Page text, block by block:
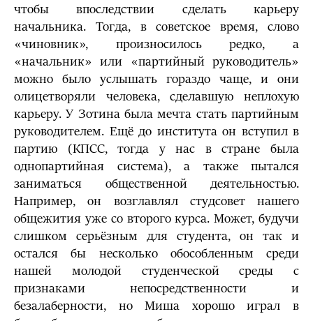
чтобы впоследствии сделать карьеру
начальника. Тогда, в советское время, слово
«чиновник», произносилось редко, а
«начальник» или «партийный руководитель»
можно было услышать гораздо чаще, и они
олицетворяли человека, сделавшую неплохую
карьеру. У Зотина была мечта стать партийным
руководителем. Ещё до института он вступил в
партию (КПСС, тогда у нас в стране была
однопартийная система), а также пытался
заниматься общественной деятельностью.
Например, он возглавлял студсовет нашего
общежития уже со второго курса. Может, будучи
слишком серьёзным для студента, он так и
остался бы несколько обособленным среди
нашей молодой студенческой среды с
признаками непосредственности и
безалаберности, но Миша хорошо играл в